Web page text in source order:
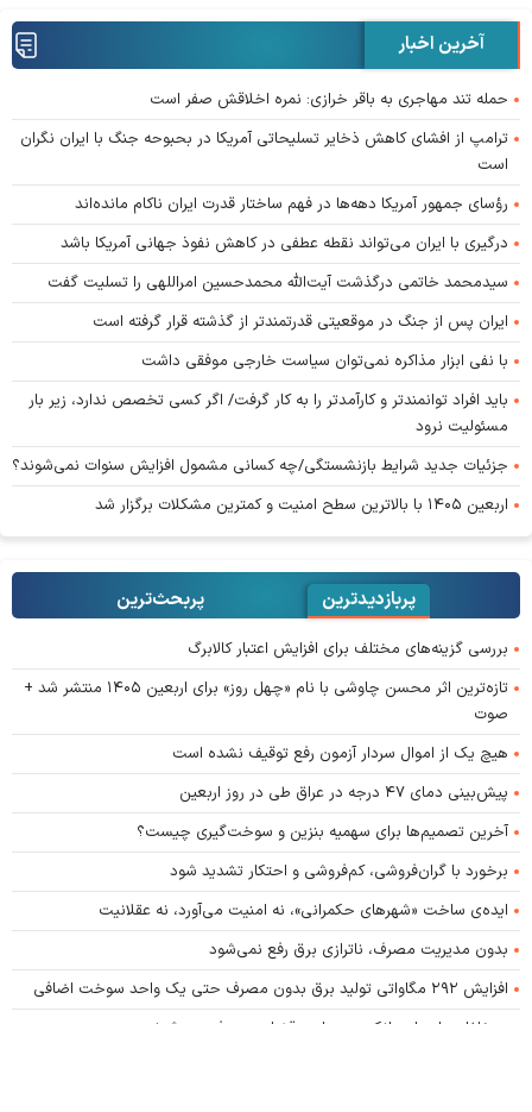
آخرین اخبار
حمله تند مهاجری به باقر خرازی: نمره اخلاقش صفر است
ترامپ از افشای کاهش ذخایر تسلیحاتی آمریکا در بحبوحه جنگ با ایران نگران
است
رؤسای جمهور آمریکا دهه‌ها در فهم ساختار قدرت ایران ناکام مانده‌اند
درگیری با ایران می‌تواند نقطه عطفی در کاهش نفوذ جهانی آمریکا باشد
سیدمحمد خاتمی درگذشت آیت‌الله محمدحسین امراللهی را تسلیت گفت
ایران پس از جنگ در موقعیتی قدرتمندتر از گذشته قرار گرفته است
با نفی ابزار مذاکره نمی‌توان سیاست خارجی موفقی داشت
باید افراد توانمندتر و کارآمدتر را به کار گرفت/ اگر کسی تخصص ندارد، زیر بار
مسئولیت نرود
جزئیات جدید شرایط بازنشستگی/چه کسانی مشمول افزایش سنوات نمی‌شوند؟
اربعین ۱۴۰۵ با بالاترین سطح امنیت و کمترین مشکلات برگزار شد
پربازدیدترین پربحث‌ترین‌
بررسی گزینه‌های مختلف برای افزایش اعتبار کالابرگ
تازه‌ترین اثر محسن چاوشی با نام «چهل روز» برای اربعین ۱۴۰۵ منتشر شد +
صوت
هیچ یک از اموال سردار آزمون رفع توقیف نشده است
پیش‌بینی دمای ۴۷ درجه در عراق طی در روز اربعین
آخرین تصمیم‌ها برای سهمیه بنزین و سوخت‌گیری چیست؟
برخورد با گران‌فروشی، کم‌فروشی و احتکار تشدید شود
ایده‌ی ساخت «شهرهای حکمرانی»، نه امنیت می‌آورد، نه عقلانیت
بدون مدیریت مصرف، ناترازی برق رفع نمی‌شود
افزایش ۲۹۲ مگاواتی تولید برق بدون مصرف حتی یک واحد سوخت اضافی
متخلفان وام‌های بانکی به مراجع قضایی معرفی می‌شوند